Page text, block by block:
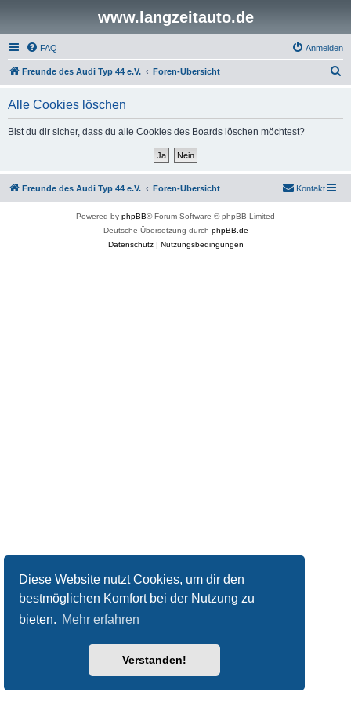
Diese Website nutzt Cookies, um dir den
bestmöglichen Komfort bei der Nutzung zu
bieten. Mehr erfahren
Verstanden!
www.langzeitauto.de
FAQ Anmelden
Freunde des Audi Typ 44 e.V. Foren-Übersicht
Alle Cookies löschen
Bist du dir sicher, dass du alle Cookies des Boards löschen möchtest?
Freunde des Audi Typ 44 e.V. Foren-Übersicht Kontakt
Powered by phpBB® Forum Software © phpBB Limited
Deutsche Übersetzung durch phpBB.de
Datenschutz| Nutzungsbedingungen